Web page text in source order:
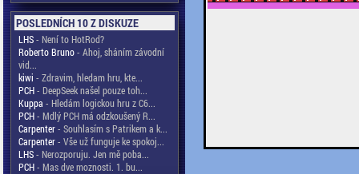
POSLEDNÍCH 10 Z DISKUZE
LHS- Není to HotRod?
Roberto Bruno- Ahoj, sháním závodní
vid...
kiwi - Zdravim, hledam hru, kte...
PCH- DeepSeek našel pouze toh...
Kuppa - Hledám logickou hru z C6...
PCH- Mdlý PCH má odzkoušený R...
Carpenter- Souhlasím s Patrikem a k...
Carpenter- Vše už funguje ke spokoj...
LHS- Nerozporuju. Jen mě poba...
PCH- Mas dve moznosti. 1. bu...